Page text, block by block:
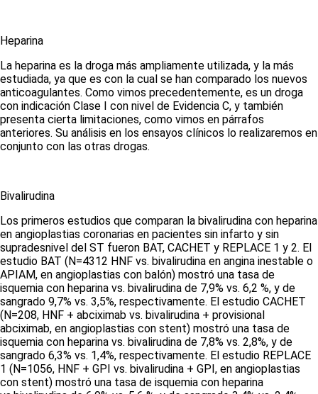
Heparina
La heparina es la droga más ampliamente utilizada, y la más
estudiada, ya que es con la cual se han comparado los nuevos
anticoagulantes. Como vimos precedentemente, es un droga
con indicación Clase I con nivel de Evidencia C, y también
presenta cierta limitaciones, como vimos en párrafos
anteriores. Su análisis en los ensayos clínicos lo realizaremos en
conjunto con las otras drogas.
Bivalirudina
Los primeros estudios que comparan la bivalirudina con heparina
en angioplastias coronarias en pacientes sin infarto y sin
supradesnivel del ST fueron BAT, CACHET y REPLACE 1 y 2. El
estudio BAT (N=4312 HNF vs. bivalirudina en angina inestable o
APIAM, en angioplastias con balón) mostró una tasa de
isquemia con heparina vs. bivalirudina de 7,9% vs. 6,2 %, y de
sangrado 9,7% vs. 3,5%, respectivamente. El estudio CACHET
(N=208, HNF + abciximab vs. bivalirudina + provisional
abciximab, en angioplastias con stent) mostró una tasa de
isquemia con heparina vs. bivalirudina de 7,8% vs. 2,8%, y de
sangrado 6,3% vs. 1,4%, respectivamente. El estudio REPLACE
1 (N=1056, HNF + GPI vs. bivalirudina + GPI, en angioplastias
con stent) mostró una tasa de isquemia con heparina